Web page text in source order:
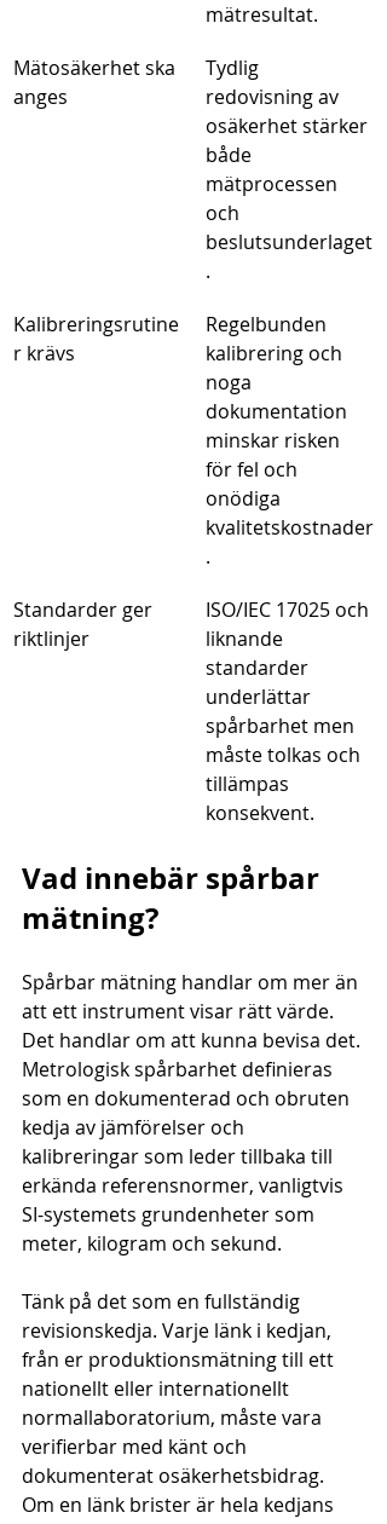
mätresultat.
Mätosäkerhet ska
anges
Tydlig
redovisning av
osäkerhet stärker
både
mätprocessen
och
beslutsunderlaget
.
Kalibreringsrutine
r krävs
Regelbunden
kalibrering och
noga
dokumentation
minskar risken
för fel och
onödiga
kvalitetskostnader
.
Standarder ger
riktlinjer
ISO/IEC 17025 och
liknande
standarder
underlättar
spårbarhet men
måste tolkas och
tillämpas
konsekvent.
Vad innebär spårbar
mätning?
Spårbar mätning handlar om mer än
att ett instrument visar rätt värde.
Det handlar om att kunna bevisa det.
Metrologisk spårbarhet definieras
som en dokumenterad och obruten
kedja av jämförelser och
kalibreringar som leder tillbaka till
erkända referensnormer, vanligtvis
SI-systemets grundenheter som
meter, kilogram och sekund.
Tänk på det som en fullständig
revisionskedja. Varje länk i kedjan,
från er produktionsmätning till ett
nationellt eller internationellt
normallaboratorium, måste vara
verifierbar med känt och
dokumenterat osäkerhetsbidrag.
Om en länk brister är hela kedjans